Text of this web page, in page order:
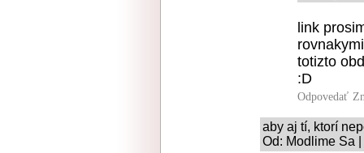
link
totizto
:D
Odpovedať
aby aj tí, ktorí
Od: Modlime Sa